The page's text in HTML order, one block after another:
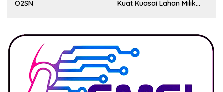
O2SN
Kuat Kuasai Lahan Milik